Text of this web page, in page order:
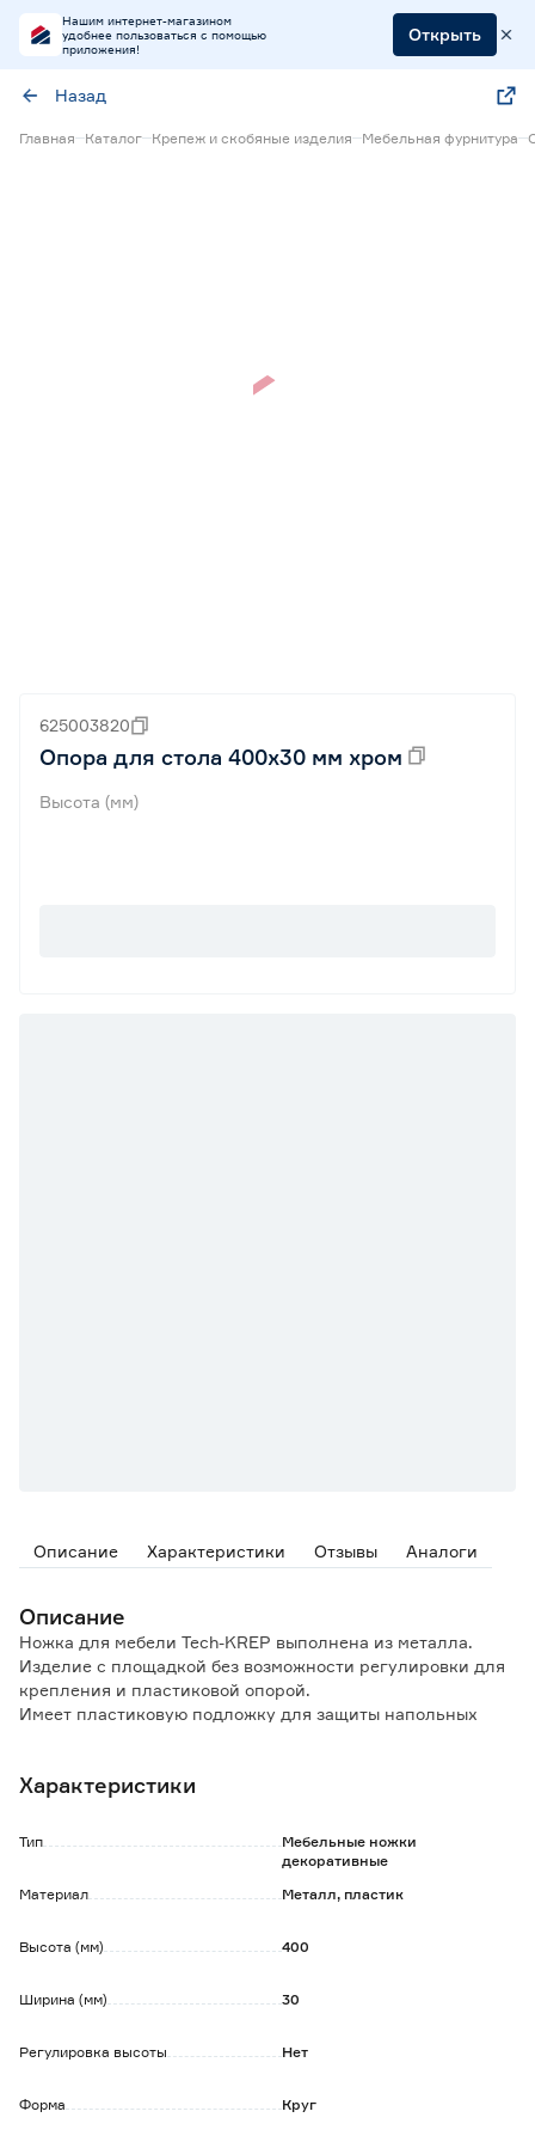
Нашим интернет-магазином
удобнее пользоваться с помощью
приложения!
Открыть
Назад
Главная Каталог Крепеж и скобяные изделия Мебельная фурнитура
625003820
Опора для стола 400х30 мм хром
Высота (мм)
Описание Характеристики Отзывы Аналоги
Описание
Ножка для мебели Tech-KREP выполнена из металла.
Изделие с площадкой без возможности регулировки для
крепления и пластиковой опорой.
Имеет пластиковую подложку для защиты напольных
Крепится с помощью саморезов (приобретаются
Характеристики
Тип
Мебельные ножки
декоративные
Материал
Металл, пластик
Высота (мм) 400
Ширина (мм) 30
Регулировка высоты Нет
Форма Круг